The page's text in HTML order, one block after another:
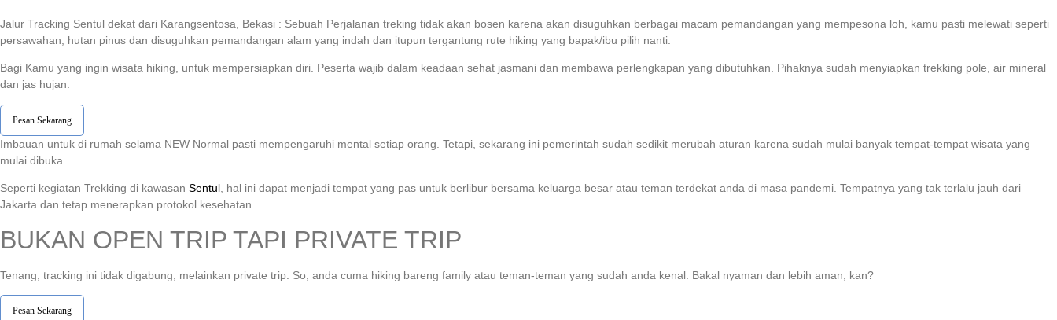
Jalur Tracking Sentul dekat dari Karangsentosa, Bekasi : Sebuah Perjalanan treking tidak akan bosen karena akan disuguhkan berbagai macam pemandangan yang mempesona loh, kamu pasti melewati seperti
persawahan, hutan pinus dan disuguhkan pemandangan alam yang indah dan itupun tergantung rute hiking yang bapak/ibu pilih nanti.
Bagi Kamu yang ingin wisata hiking, untuk mempersiapkan diri. Peserta wajib dalam keadaan sehat jasmani dan membawa perlengkapan yang dibutuhkan. Pihaknya sudah menyiapkan trekking pole, air mineral
dan jas hujan.
Pesan Sekarang
Imbauan untuk di rumah selama NEW Normal pasti mempengaruhi mental setiap orang. Tetapi, sekarang ini pemerintah sudah sedikit merubah aturan karena sudah mulai banyak tempat-tempat wisata yang
mulai dibuka.
Seperti kegiatan Trekking di kawasan Sentul , hal ini dapat menjadi tempat yang pas untuk berlibur bersama keluarga besar atau teman terdekat anda di masa pandemi. Tempatnya yang tak terlalu jauh dari
Jakarta dan tetap menerapkan protokol kesehatan
BUKAN OPEN TRIP TAPI PRIVATE TRIP
Tenang, tracking ini tidak digabung, melainkan private trip. So, anda cuma hiking bareng family atau teman-teman yang sudah anda kenal. Bakal nyaman dan lebih aman, kan?
Pesan Sekarang